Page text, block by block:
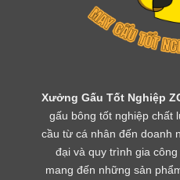
Xưởng Gấu Tốt Nghiệp
gấu bông tốt nghiệp chất
cầu từ cá nhân đến doanh
đại và quy trình gia
mang đến những sản